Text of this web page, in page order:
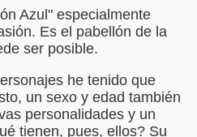
Azul" especialmente
Es el pabellón de la
ser posible.
he tenido que
un sexo y edad también
personalidades y un
tienen, pues, ellos? Su
Herruzo)